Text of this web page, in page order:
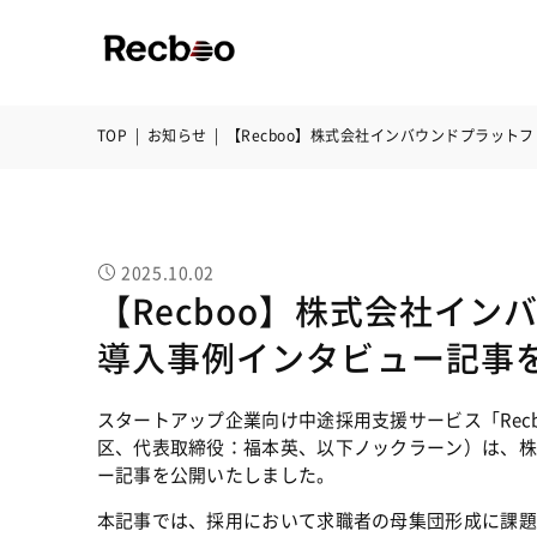
TOP | お知らせ | 【Recboo】株式会社インバウンドプラット
2025.10.02
【Recboo】株式会社イン
導入事例インタビュー記事
スタートアップ企業向け中途採用支援サービス「
区、代表取締役：福本英、以下ノックラーン）は、
ー記事を公開いたしました。
本記事では、採用において求職者の母集団形成に課